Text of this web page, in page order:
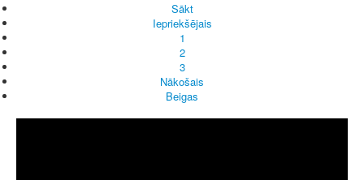
Sākt
Iepriekšējais
1
2
3
Nākošais
Beigas